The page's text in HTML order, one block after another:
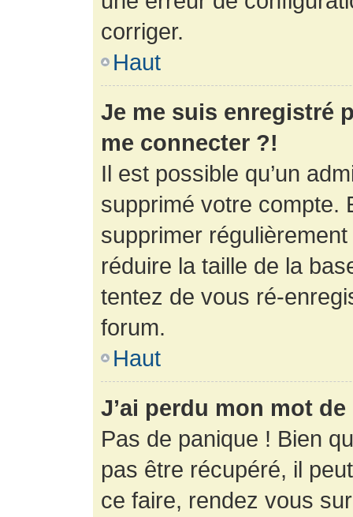
corriger.
Haut
Je me suis enregistré
me connecter ?!
Il est possible qu’un
supprimé votre compte.
supprimer
réduire la taille de la
tentez de vous ré-
forum.
Haut
J’ai perdu mon mot
Pas de panique ! Bien
pas être récupéré, il
ce faire, rendez vous